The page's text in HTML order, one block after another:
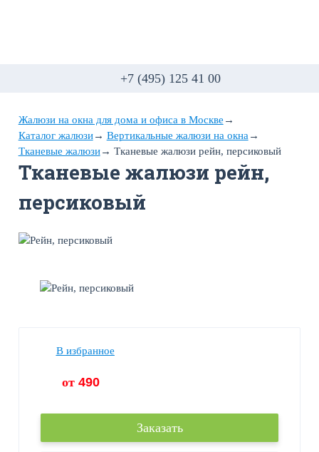
+7 (495) 125 41 00
Жалюзи на окна для дома и офиса в Москве →
Каталог жалюзи→ Вертикальные жалюзи на окна →
Тканевые жалюзи→ Тканевые жалюзи рейн, персиковый
Тканевые жалюзи рейн,
персиковый
В избранное
от 490
Заказать